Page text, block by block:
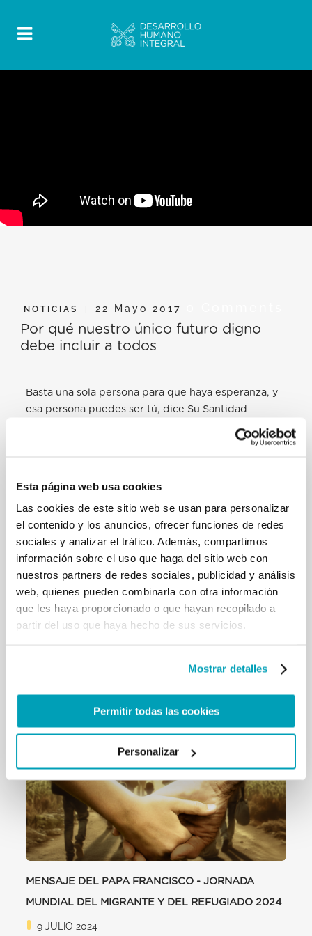
Esta página web usa cookies
Las cookies de este sitio web se usan para personalizar
el contenido y los anuncios, ofrecer funciones de redes
sociales y analizar el tráfico. Además, compartimos
información sobre el uso que haga del sitio web con
nuestros partners de redes sociales, publicidad y análisis
web, quienes pueden combinarla con otra información
que les haya proporcionado o que hayan recopilado a
partir del uso que haya hecho de sus servicios.
Mostrar detalles
Permitir todas las cookies
Personalizar
NOTICIAS 22 Mayo 2017
Por qué nuestro único futuro digno
debe incluir a todos
Basta una sola persona para que haya esperanza, y
esa persona puedes ser tú, dice Su Santidad
directamente desde la Ciudad del Vaticano. En un
espiritual de los cristianos nos proporciona la
iluminación de análisis sobre el mundo tal como se
presenta hoy ante nosotros y nos invita a crear un
futuro de igualdad, solidaridad y ternura . En sus
palabras, «Ayudémonos mutuamente a recordar
que el ‘otro’ no es una estadística o un número»,
dice. «Todos necesitamos del otro».
Para obtener más información, visite la página de
MENSAJE DEL PAPA FRANCISCO - JORNADA
MUNDIAL DEL MIGRANTE Y DEL REFUGIADO 2024
9 JULIO 2024